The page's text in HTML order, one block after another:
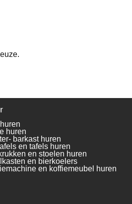
huren
barkast huren
en tafels huren
en stoelen huren
en bierkoelers
en koffiemeubel huren